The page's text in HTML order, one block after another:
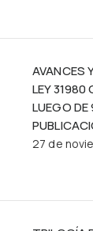
AVANCES
LEY 31980
LUEGO DE
27 de